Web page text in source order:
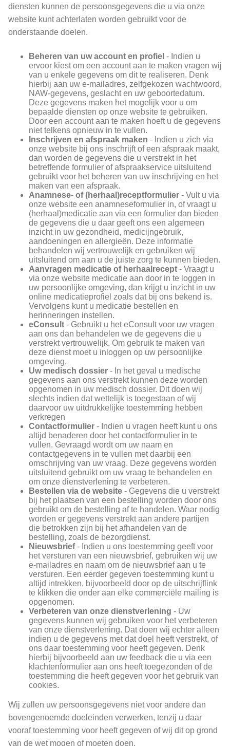
diensten kunnen de persoonsgegevens die u via onze
website kunt achterlaten worden gebruikt voor de
onderstaande doelen.
Beheren van uw account en profiel - Indien u
ervoor kiest om een account aan te maken vragen wij
van u enkele gegevens om dit te realiseren. Denk
hierbij aan uw e-mailadres, zelfgekozen wachtwoord,
NAW-gegevens, geslacht en uw geboortedatum.
Deze gegevens maken het mogelijk voor u om
bepaalde diensten op onze website te gebruiken.
Door een account aan te maken hoeft u de gegevens
niet telkens opnieuw in te vullen.
Inschrijven en afspraak maken - Indien u zich via
onze website bij ons inschrijft of een afspraak maakt,
dan worden de gegevens die u verstrekt in het
betreffende formulier of afspraakservice uitsluitend
gebruikt voor het beheren van uw inschrijving en het
maken van een afspraak.
Anamnese- of (herhaal)receptformulier - Vult u via
onze website een anamneseformulier in, of vraagt u
(herhaal)medicatie aan via een formulier dan bieden
de gegevens die u daar geeft ons een algemeen
inzicht in uw gezondheid, medicijngebruik,
aandoeningen en allergieën. Deze informatie
behandelen wij vertrouwelijk en gebruiken wij
uitsluitend om aan u de juiste zorg te kunnen bieden.
Aanvragen medicatie of herhaalrecept - Vraagt u
via onze website medicatie aan door in te loggen in
uw persoonlijke omgeving, dan krijgt u inzicht in uw
online medicatieprofiel zoals dat bij ons bekend is.
Vervolgens kunt u medicatie bestellen en
herinneringen instellen.
eConsult - Gebruikt u het eConsult voor uw vragen
aan ons dan behandelen we de gegevens die u
verstrekt vertrouwelijk. Om gebruik te maken van
deze dienst moet u inloggen op uw persoonlijke
omgeving.
Uw medisch dossier - In het geval u medische
gegevens aan ons verstrekt kunnen deze worden
opgenomen in uw medisch dossier. Dit doen wij
slechts indien dat wettelijk is toegestaan of wij
daarvoor uw uitdrukkelijke toestemming hebben
verkregen
Contactformulier - Indien u vragen heeft kunt u ons
altijd benaderen door het contactformulier in te
vullen. Gevraagd wordt om uw naam en
contactgegevens in te vullen met daarbij een
omschrijving van uw vraag. Deze gegevens worden
uitsluitend gebruikt om uw vraag te behandelen en
om onze dienstverlening te verbeteren.
Bestellen via de website - Gegevens die u verstrekt
bij het plaatsen van een bestelling worden door ons
gebruikt om de bestelling af te handelen. Waar nodig
worden er gegevens verstrekt aan andere partijen
die betrokken zijn bij het afhandelen van de
bestelling, zoals de bezorgdienst.
Nieuwsbrief- Indien u ons toestemming geeft voor
het versturen van een nieuwsbrief, gebruiken wij uw
e-mailadres en naam om de nieuwsbrief aan u te
versturen. Een eerder gegeven toestemming kunt u
altijd intrekken, bijvoorbeeld door op de uitschrijflink
te klikken die onder aan elke commerciële mailing is
opgenomen.
Verbeteren van onze dienstverlening - Uw
gegevens kunnen wij gebruiken voor het verbeteren
van onze dienstverlening. Dat doen wij echter alleen
indien u de gegevens met dat doel heeft verstrekt, of
ons daar toestemming voor heeft gegeven. Denk
hierbij bijvoorbeeld aan uw feedback die u via een
klachtenformulier aan ons heeft toegezonden of de
toestemming die heeft gegeven voor het gebruik van
cookies.
Wij zullen uw persoonsgegevens niet voor andere dan
bovengenoemde doeleinden verwerken, tenzij u daar
vooraf toestemming voor heeft gegeven of wij dit op grond
van de wet mogen of moeten doen.